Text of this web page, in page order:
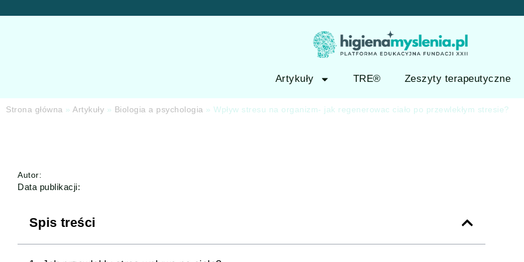
Artykuły TRE® Zeszyty terapeutyczne
Strona główna » Artykuły » Biologia a psychologia » Wpływ stresu na organizm- jak regenerowac ciało po przewlekłym stresie?
Autor:
Data publikacji:
Spis treści